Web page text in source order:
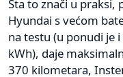
Šta to znači u
Hyundai s većom
na testu (u ponudi je
kWh), daje
370 kilometara,